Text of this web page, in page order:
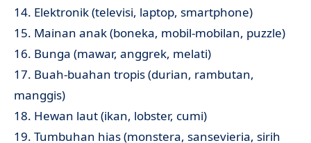
14. Elektronik (televisi, laptop, smartphone)
15. Mainan anak (boneka, mobil-mobilan, puzzle)
16. Bunga (mawar, anggrek, melati)
17. Buah-buahan tropis (durian, rambutan,
manggis)
18. Hewan laut (ikan, lobster, cumi)
19. Tumbuhan hias (monstera, sansevieria, sirih